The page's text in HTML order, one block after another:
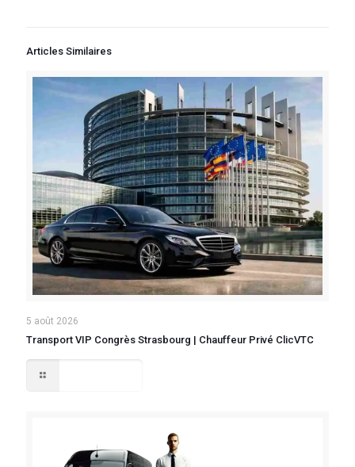
Articles Similaires
5 août 2026
Transport VIP Congrès Strasbourg | Chauffeur Privé ClicVTC